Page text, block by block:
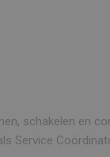
schakelen en
Service